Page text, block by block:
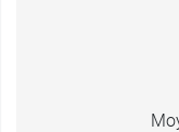
Découvrez les
marque, par